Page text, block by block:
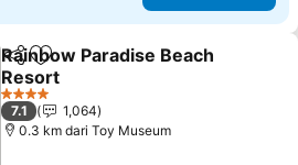
KongsiTambah ke favorit
Rainbow Paradise Beach
Resort
4 Bintang
7.1
1,064
0.3 km dari Toy Museum